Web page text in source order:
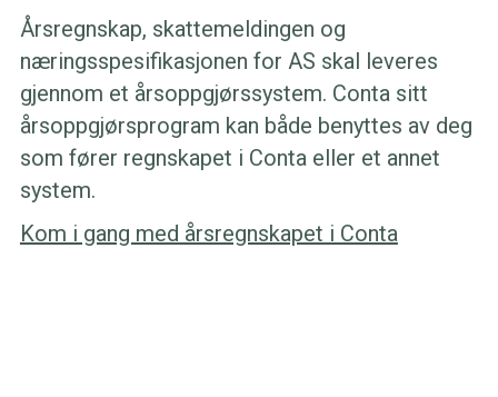
Årsregnskap, skattemeldingen og
næringsspesifikasjonen for AS skal leveres
gjennom et årsoppgjørssystem. Conta sitt
årsoppgjørsprogram kan både benyttes av deg
som fører regnskapet i Conta eller et annet
system.
Kom i gang med årsregnskapet i Conta